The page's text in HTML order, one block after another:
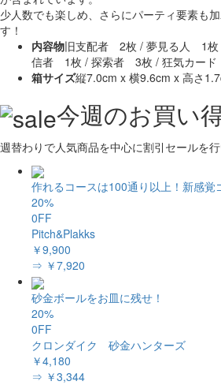
少人数でも楽しめ、さらにパーティ要素も
す！
内容物旧支配者 2枚 / 夢見る人 1
信者 1枚 / 探索者 3枚 / 狂気カー
箱サイズ縦7.0cm x 横9.6cm x 高さ
今週のお買い
週替わりで人気商品を中心に割引セールを
作れるコースは100通り以上！新感覚
20%
0FF
Pitch&Plakks
￥9,900
⇒ ￥7,920
砂金ボールをお皿に残せ！
20%
0FF
クロンダイク 砂金ハンターズ
￥4,180
⇒ ￥3,344